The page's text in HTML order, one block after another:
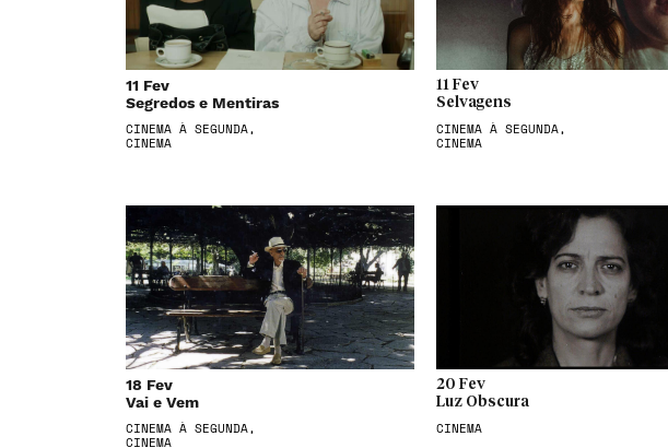
11 Fev
Segredos e Mentiras
CINEMA À SEGUNDA,
CINEMA
11 Fev
Selvagens
CINEMA À SEGUNDA,
CINEMA
18 Fev
Vai e Vem
CINEMA À SEGUNDA,
CINEMA
20 Fev
Luz Obscura
CINEMA